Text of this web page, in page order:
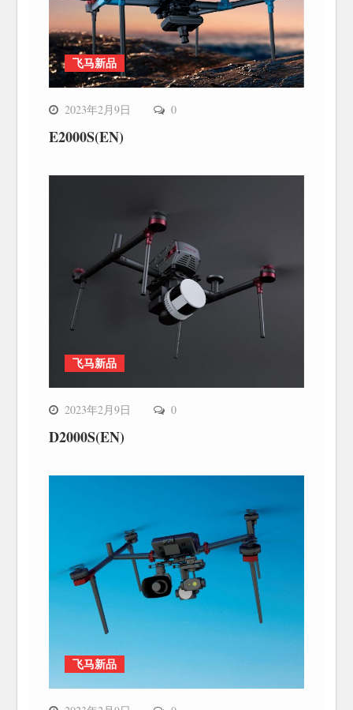
飞马新品
2023年2月9日 0
E2000S(EN)
飞马新品
2023年2月9日 0
D2000S(EN)
飞马新品